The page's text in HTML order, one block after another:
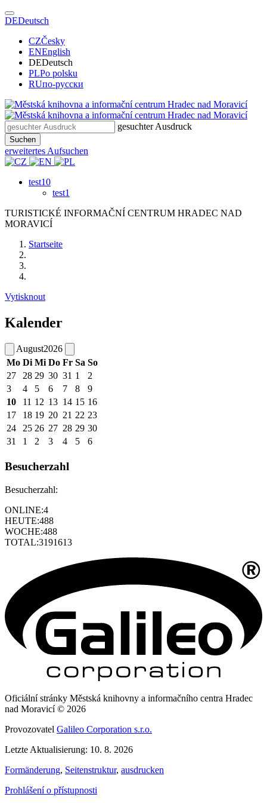
DEDeutsch
CZČesky
ENEnglish
DEDeutsch
PLPo polsku
RUпо-русски
gesuchter Ausdruck
Suchen
erweitertes Aufsuchen
test10
test1
TURISTICKÉ INFORMAČNÍ CENTRUM HRADEC NAD
MORAVICÍ
Startseite
Vytisknout
Kalender
August2026
Mo Di Mi Do Fr Sa So
27
28 29 30 31 1
2
3
4 5 6 7 8
9
10
11 12 13 14 15 16
17
18 19 20 21 22 23
24
25 26 27 28 29 30
31
1 2 3 4 5 6
Besucherzahl
Besucherzahl:
ONLINE:4
HEUTE:488
WOCHE:488
TOTAL:3191613
Oficiální stránky Městská knihovny a informačního centra Hradec
nad Moravicí © 2026
Provozovatel Galileo Corporation s.r.o.
Letzte Aktualisierung: 10. 8. 2026
Formänderung, Seitenstruktur, ausdrucken
Prohlášení o přístupnosti